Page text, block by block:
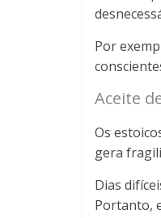
Por
Aceite
Os
gera
Dias
Portanto,